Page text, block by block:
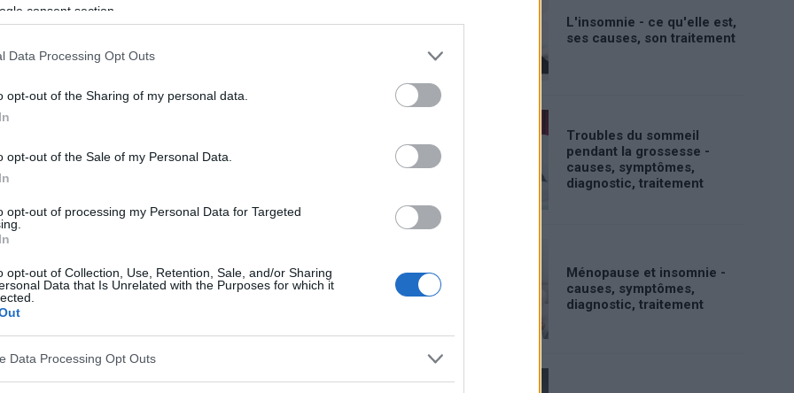
consent section.
Data Processing Opt Outs
opt-out of the Sharing of my personal data.
opt-out of the Sale of my Personal Data.
opt-out of processing my Personal Data for Targeted
opt-out of Collection, Use, Retention, Sale, and/or Sharing
Data that Is Unrelated with the Purposes for which it
Data Processing Opt Outs
être faite lorsque les jours sont plus courts en
ont montré que les effets du manque de
centre médical de l'université Vanderbilt à
ne se limite pas à une heure deux fois par an et
L'insomnie - ce qu'elle est,
ses causes, son traitement
Troubles du sommeil
pendant la grossesse -
causes, symptômes,
diagnostic, traitement
Ménopause et insomnie -
causes, symptômes,
diagnostic, traitement